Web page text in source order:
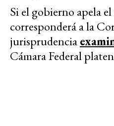
Si el gobierno apela
corresponderá a la
jurisprudencia
Cámara Federal